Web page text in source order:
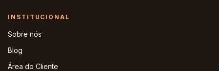
INSTITUCIONAL
Sobre nós
Blog
Área do Cliente